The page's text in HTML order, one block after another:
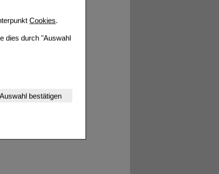
Cookies.
dies durch "Auswahl
Website
werden kann.
(z.B.
Website aber
Auswahl bestätigen